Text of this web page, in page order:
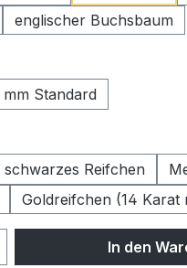
englischer Buchsbaum
mm Standard
schwarzes Reifchen
Goldreifchen (14 Karat
Gib denIn den